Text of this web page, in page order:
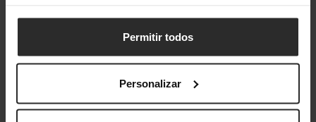
Permitir todos
Personalizar